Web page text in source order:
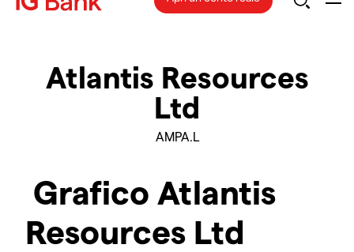
Atlantis Resources
Ltd
AMPA.L
Grafico Atlantis
Resources Ltd